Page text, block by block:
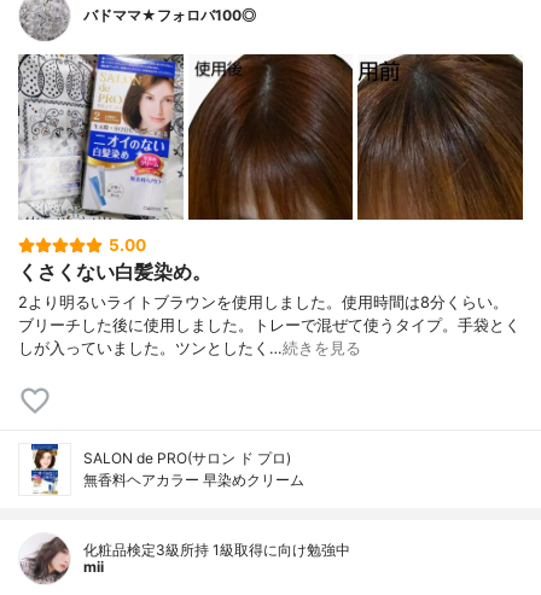
バドママ★フォロバ100◎
5.00
くさくない白髪染め。
2より明るいライトブラウンを使用しました。使用時間は8分くらい。
ブリーチした後に使用しました。トレーで混ぜて使うタイプ。手袋とく
しが入っていました。ツンとしたく…続きを見る
SALON de PRO(サロン ド プロ)
無香料ヘアカラー 早染めクリーム
化粧品検定3級所持 1級取得に向け勉強中
mii